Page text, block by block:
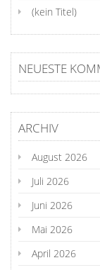
(kein Titel)
NEUESTE
ARCHIV
August 2026
Juli 2026
Juni 2026
Mai 2026
April 2026